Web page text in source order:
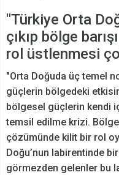
"Türkiye Orta
çıkıp bölge
rol üstlenmesi
"Orta Doğuda üç temel
güçlerin bölgedeki
bölgesel güçlerin kendi
temsil edilme krizi.
çözümünde kilit bir rol
Doğu’nun labirentinde bir
görmezden gelenler bu